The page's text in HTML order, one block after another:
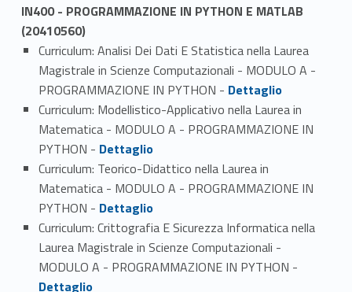
IN400 - PROGRAMMAZIONE IN PYTHON E MATLAB
(20410560)
Curriculum: Analisi Dei Dati E Statistica nella Laurea
Magistrale in Scienze Computazionali - MODULO A -
PROGRAMMAZIONE IN PYTHON - Link identifier #identifier_person_90216-1
Dettaglio
Curriculum: Modellistico-Applicativo nella Laurea in
Matematica - MODULO A - PROGRAMMAZIONE IN
PYTHON - Link identifier #identifier_person_125485-2
Dettaglio
Curriculum: Teorico-Didattico nella Laurea in
Matematica - MODULO A - PROGRAMMAZIONE IN
PYTHON - Link identifier #identifier_person_124927-3
Dettaglio
Curriculum: Crittografia E Sicurezza Informatica nella
Laurea Magistrale in Scienze Computazionali -
MODULO A - PROGRAMMAZIONE IN PYTHON -
Dettaglio